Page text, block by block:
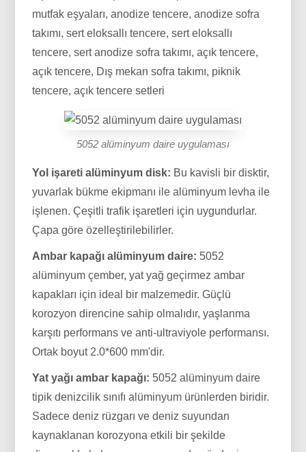
mutfak eşyaları, anodize tencere, anodize sofra
takımı, sert eloksallı tencere, sert eloksallı
tencere, sert anodize sofra takımı, açık tencere,
açık tencere, Dış mekan sofra takımı, piknik
tencere, açık tencere setleri
5052 alüminyum daire uygulaması
Yol işareti alüminyum disk: Bu kavisli bir disktir,
yuvarlak bükme ekipmanı ile alüminyum levha ile
işlenen. Çeşitli trafik işaretleri için uygundurlar.
Çapa göre özelleştirilebilirler.
Ambar kapağı alüminyum daire: 5052
alüminyum çember, yat yağ geçirmez ambar
kapakları için ideal bir malzemedir. Güçlü
korozyon direncine sahip olmalıdır, yaşlanma
karşıtı performans ve anti-ultraviyole performansı.
Ortak boyut 2.0*600 mm'dir.
Yat yağı ambar kapağı: 5052 alüminyum daire
tipik denizcilik sınıfı alüminyum ürünlerden biridir.
Sadece deniz rüzgarı ve deniz suyundan
kaynaklanan korozyona etkili bir şekilde